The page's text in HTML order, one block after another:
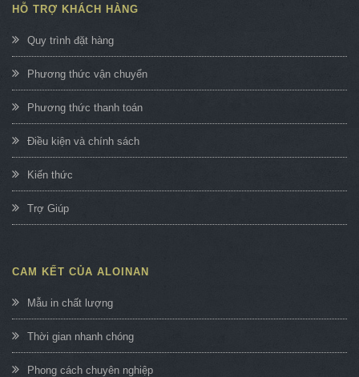
HỖ TRỢ KHÁCH HÀNG
Quy trình đặt hàng
Phương thức vận chuyển
Phương thức thanh toán
Điều kiện và chính sách
Kiến thức
Trợ Giúp
CAM KẾT CỦA ALOINAN
Mẫu in chất lượng
Thời gian nhanh chóng
Phong cách chuyên nghiệp